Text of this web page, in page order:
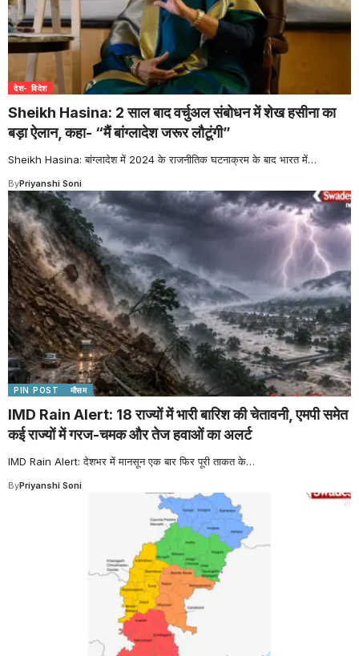
देश- विदेश
Sheikh Hasina: 2 साल बाद वर्चुअल संबोधन में शेख हसीना का
बड़ा ऐलान, कहा- “मैं बांग्लादेश जरूर लौटूंगी”
Sheikh Hasina: बांग्लादेश में 2024 के राजनीतिक घटनाक्रम के बाद भारत में…
ByPriyanshi Soni
PIN POST मौसम
IMD Rain Alert: 18 राज्यों में भारी बारिश की चेतावनी, एमपी समेत
कई राज्यों में गरज-चमक और तेज हवाओं का अलर्ट
IMD Rain Alert: देशभर में मानसून एक बार फिर पूरी ताकत के…
ByPriyanshi Soni